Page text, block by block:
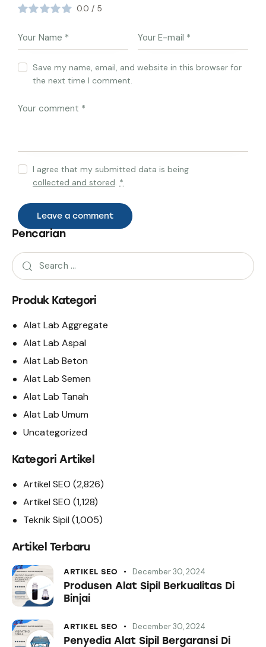
0.0 / 5
Save my name, email, and website in this browser for
the next time I comment.
I agree that my submitted data is being
collected and stored *
Pencarian
Produk Kategori
Alat Lab Aggregate
Alat Lab Aspal
Alat Lab Beton
Alat Lab Semen
Alat Lab Tanah
Alat Lab Umum
Uncategorized
Kategori Artikel
Artikel SEO (2,826)
Artikel SEO (1,128)
Teknik Sipil (1,005)
Artikel Terbaru
ARTIKEL SEO December 30, 2024
Produsen Alat Sipil Berkualitas Di
Binjai
ARTIKEL SEO December 30, 2024
Penyedia Alat Sipil Bergaransi Di